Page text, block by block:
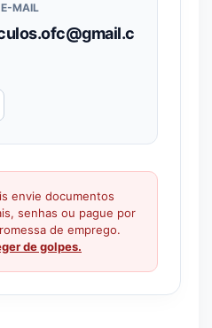
MAIL
envie documentos
senhas ou pague por
de emprego.
de golpes.